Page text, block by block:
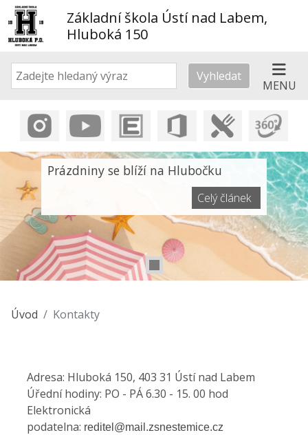
Základní škola Ústí nad Labem,
Hluboká 150
MENU
Vyhledat
Prázdniny se blíží na Hlubočku
Celý článek
Úvod Kontakty
Adresa: Hluboká 150, 403 31 Ústí nad Labem
Úřední hodiny: PO - PÁ 6.30 - 15. 00 hod
Elektronická
podatelna: reditel@mail.zsnestemice.cz